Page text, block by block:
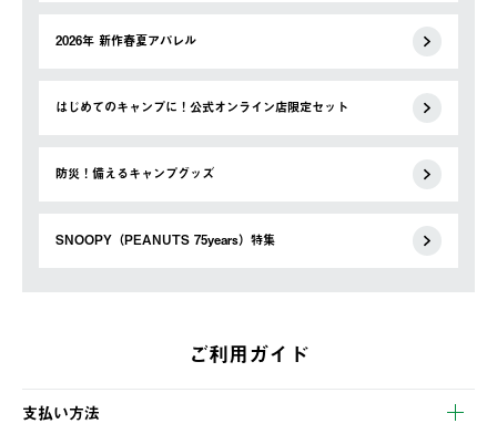
2026年 新作春夏アパレル
はじめてのキャンプに！公式オンライン店限定セット
防災！備えるキャンプグッズ
SNOOPY（PEANUTS 75years）特集
ご利用ガイド
支払い方法